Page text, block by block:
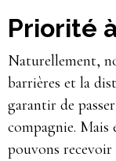
Priorité
Naturellement,
barrières et la
garantir de
compagnie. Mais
pouvons